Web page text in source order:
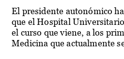
El presidente autonómico
que el Hospital Universitario
el curso que viene, a los
Medicina que actualmente